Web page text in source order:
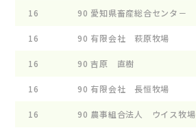
16 90 愛知県畜産総合センタ－
16 90 有限会社 萩原牧場
16 90 吉原 直樹
16 90 有限会社 長恒牧場
16 90 農事組合法人 ウイス牧場